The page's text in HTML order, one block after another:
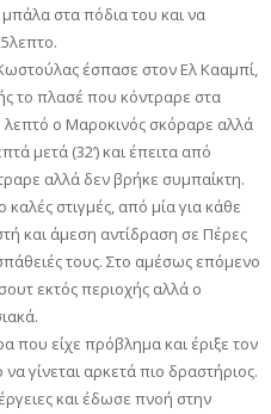
στα πόδια του και να
έσπασε στον Ελ Κααμπί,
το πλασέ που κόντραρε στα
ο Μαροκινός σκόραρε αλλά
μετά (32’) και έπειτα από
αλλά δεν βρήκε συμπαίκτη.
στιγμές, από μία για κάθε
και άμεση αντίδραση σε Πέρες
τους. Στο αμέσως επόμενο
εκτός περιοχής αλλά ο
που είχε πρόβλημα και έριξε τον
γίνεται αρκετά πιο δραστήριος.
και έδωσε πνοή στην